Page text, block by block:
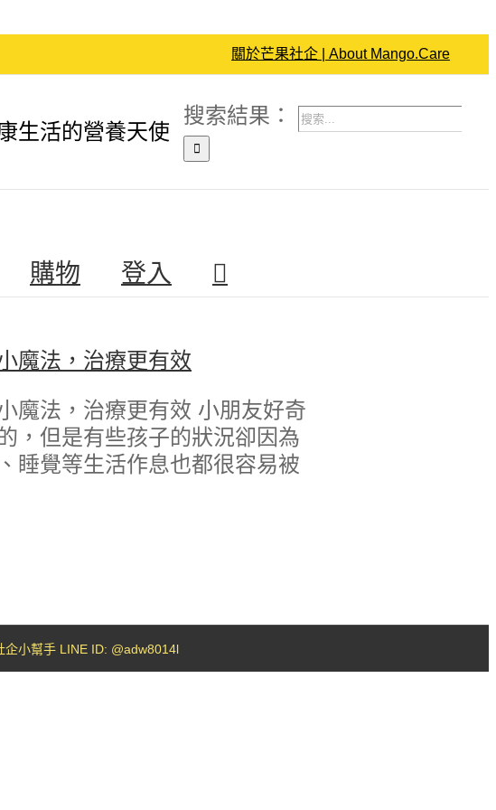
關於芒果社企 | About Mango.Care
生活的營養天使
搜索結果：
購物 登入
魔法，治療更有效
魔法，治療更有效 小朋友好奇
，但是有些孩子的狀況卻因為
睡覺等生活作息也都很容易被
小幫手 LINE ID: @adw8014l